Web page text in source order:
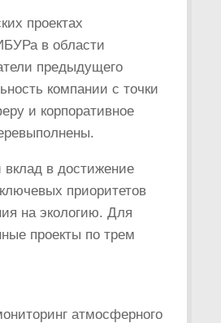
проектах
в области
предыдущего
компании с точки
и корпоративное
в достижение
приоритетов
на экологию. Для
проекты по трем
атмосферного